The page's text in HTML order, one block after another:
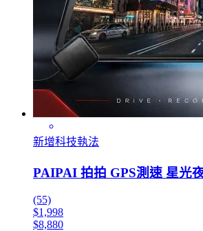
新增科技執法
PAIPAI 拍拍 GPS測速 星光
(55)
$1,998
$8,880